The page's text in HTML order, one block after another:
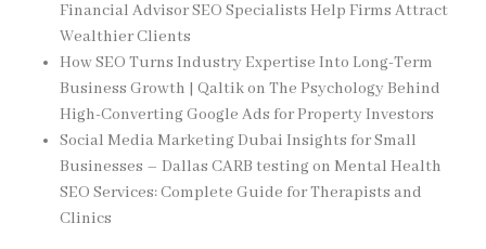
Financial Advisor SEO Specialists Help Firms Attract
Wealthier Clients
How SEO Turns Industry Expertise Into Long-Term
Business Growth | Qaltikon The Psychology Behind
High-Converting Google Ads for Property Investors
Social Media Marketing Dubai Insights for Small
Businesses – Dallas CARB testingon Mental Health
SEO Services: Complete Guide for Therapists and
Clinics